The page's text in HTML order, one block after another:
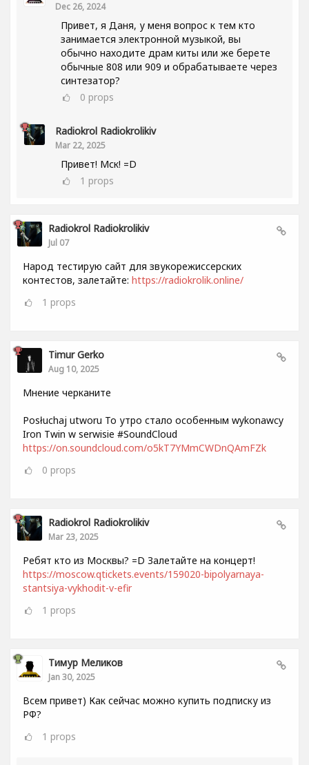
Dec 26, 2024
Привет, я Даня, у меня вопрос к тем кто
занимается электронной музыкой, вы
обычно находите драм киты или же берете
обычные 808 или 909 и обрабатываете через
синтезатор?
0 props
Radiokrol Radiokrolikiv
Mar 22, 2025
Привет! Мск! =D
1 props
Radiokrol Radiokrolikiv
Jul 07
Народ тестирую сайт для звукорежиссерских
контестов, залетайте: https://radiokrolik.online/
1 props
Timur Gerko
Aug 10, 2025
Мнение черканите
Posłuchaj utworu То утро стало особенным wykonawcy
Iron Twin w serwisie #SoundCloud
https://on.soundcloud.com/o5kT7YMmCWDnQAmFZk
0 props
Radiokrol Radiokrolikiv
Mar 23, 2025
Ребят кто из Москвы? =D Залетайте на концерт!
https://moscow.qtickets.events/159020-bipolyarnaya-
stantsiya-vykhodit-v-efir
1 props
Тимур Меликов
Jan 30, 2025
Всем привет) Как сейчас можно купить подписку из
РФ?
1 props